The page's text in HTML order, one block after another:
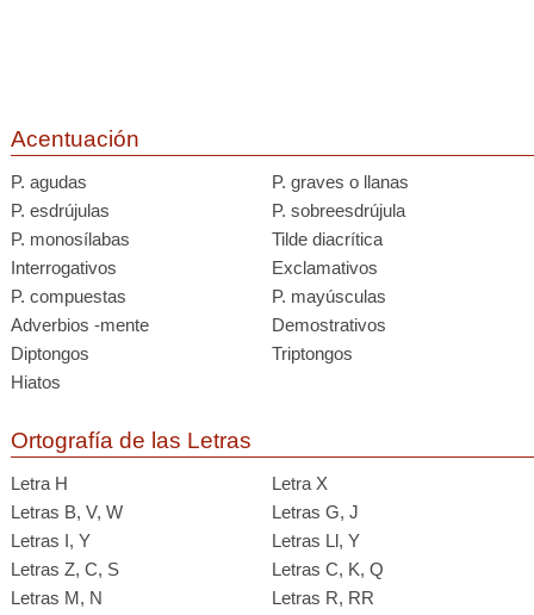
Acentuación
P. agudas
P. graves o llanas
P. esdrújulas
P. sobreesdrújula
P. monosílabas
Tilde diacrítica
Interrogativos
Exclamativos
P. compuestas
P. mayúsculas
Adverbios -mente
Demostrativos
Diptongos
Triptongos
Hiatos
Ortografía de las Letras
Letra H
Letra X
Letras B, V, W
Letras G, J
Letras I, Y
Letras Ll, Y
Letras Z, C, S
Letras C, K, Q
Letras M, N
Letras R, RR